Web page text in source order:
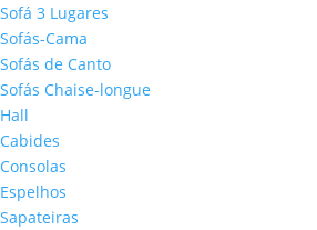
Sofá 3 Lugares
Sofás-Cama
Sofás de Canto
Sofás Chaise-longue
Hall
Cabides
Consolas
Espelhos
Sapateiras